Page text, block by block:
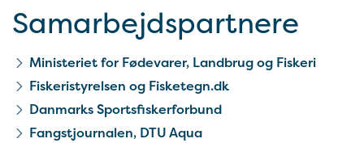
Samarbejds­partnere
Ministeriet for Fødevarer, Landbrug og Fiskeri
Fiskeristyrelsen og Fisketegn.dk
Danmarks Sportsfiskerforbund
Fangstjournalen, DTU Aqua